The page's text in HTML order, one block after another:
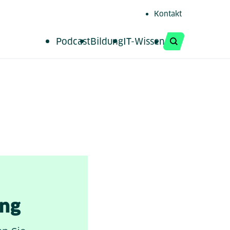
Suche öffnen
PodcastBildungIT-Wissen
Kontakt